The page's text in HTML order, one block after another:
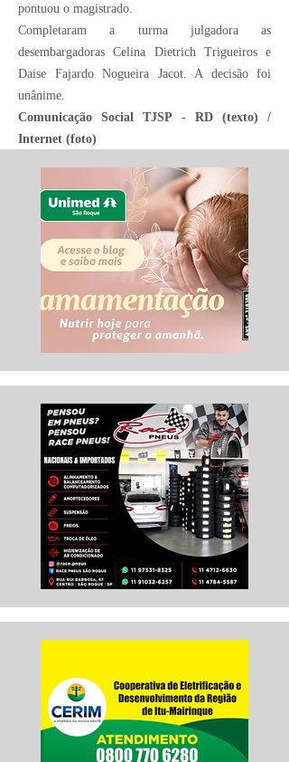
pontuou o magistrado.
Completaram a turma julgadora as
desembargadoras Celina Dietrich Trigueiros e
Daise Fajardo Nogueira Jacot. A decisão foi
unânime.
Comunicação Social TJSP - RD (texto) /
Internet (foto)